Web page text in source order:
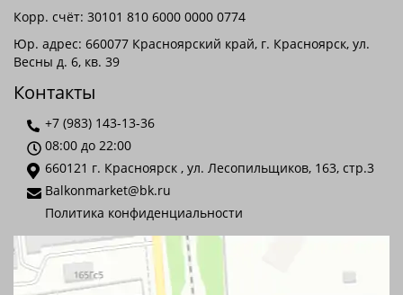
Корр. счёт: 30101 810 6000 0000 0774
Юр. адрес: 660077 Красноярский край, г. Красноярск, ул.
Весны д. 6, кв. 39
Контакты
+7 (983) 143-13-36
08:00 до 22:00
660121 г. Красноярск , ул. Лесопильщиков, 163, стр.3
Balkonmarket@bk.ru
Политика конфиденциальности